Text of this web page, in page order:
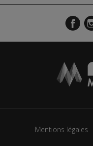
Mentions légales